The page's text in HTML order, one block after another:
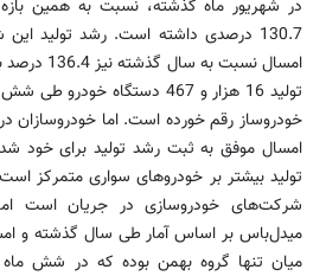
در شهریور ماه گذشته، نسبت به همین
130.7 درصدی داشته است. رشد تولید
امسال
تولید 16 هزار و 467 دستگاه
خودروساز رقم خورده است. اما خودروسازان
امسال موفق به ثبت رشد تولید برای خود
تولید بیشتر بر خودروهای سواری متمركز
شركت‌های خودروسازی در جریان است
میدل‌باس بر اساس آمار طی سال گذشته و